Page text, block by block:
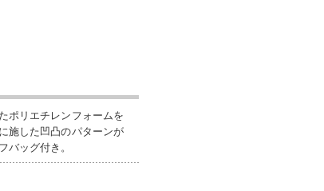
ポリエチレンフォームを
施した凹凸のパターンが
ッグ付き。